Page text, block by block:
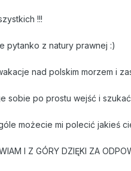
!!!
pytanko z natury prawnej :)
nad polskim morzem i
sobie po prostu wejść i szukać
możecie mi polecić jakieś
I Z GÓRY DZIĘKI ZA